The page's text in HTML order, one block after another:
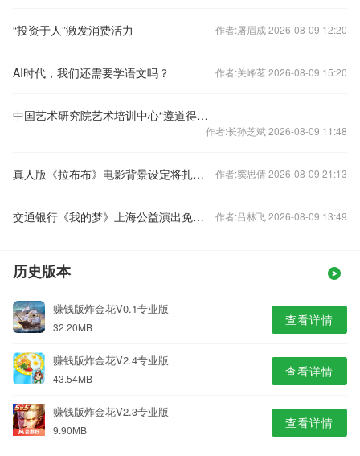
“投资于人”激发消费活力 作者:屠眉成 2026-08-09 12:20
AI时代，我们还需要学语文吗？ 作者:关峰茗 2026-08-09 15:20
中国艺术研究院艺术培训中心“遵道得路—2023级结业典礼暨结业作品展”在京开幕
作者:长孙芝斌 2026-08-09 11:48
真人版《拉布布》电影背景设定将扎根北欧神话体系、聚焦这些生物的起源故事 作者:窦思倩 2026-08-09 21:13
交通银行《我的梦》上海公益演出免费预约通道正式开启 作者:吕林飞 2026-08-09 13:49
历史版本
赚钱版炸金花V0.1专业版
32.20MB 查看详情
赚钱版炸金花V2.4专业版
43.54MB 查看详情
赚钱版炸金花V2.3专业版
9.90MB 查看详情